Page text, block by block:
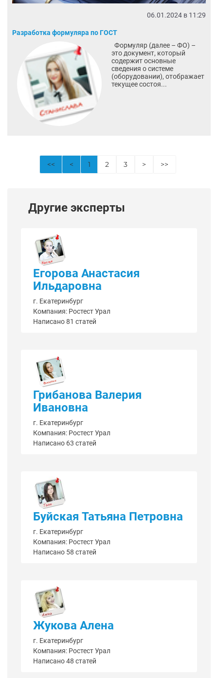
06.01.2024 в 11:29
Разработка формуляра по ГОСТ
Формуляр (далее – ФО) –
это документ, который
содержит основные
сведения о системе
(оборудовании), отображает
текущее состоя...
<< < 1 2 3 > >>
Другие эксперты
Егорова Анастасия
Ильдаровна
г. Екатеринбург
Компания: Ростест Урал
Написано 81 статей
Грибанова Валерия
Ивановна
г. Екатеринбург
Компания: Ростест Урал
Написано 63 статей
Буйская Татьяна Петровна
г. Екатеринбург
Компания: Ростест Урал
Написано 58 статей
Жукова Алена
г. Екатеринбург
Компания: Ростест Урал
Написано 48 статей